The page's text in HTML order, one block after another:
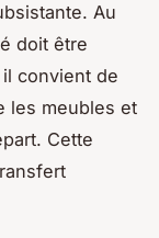
Au
doit être
convient de
les meubles et
Cette